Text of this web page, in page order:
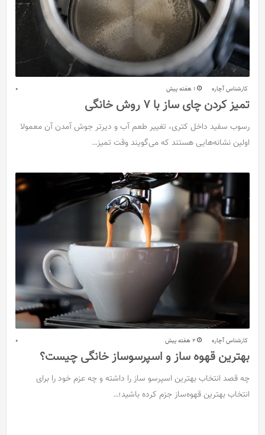
کارشناس آچاره 1 هفته پیش 0
تمیز کردن چای ساز با ۷ روش خانگی
رسوب سفید داخل کتری، تغییر طعم آب و دیرتر جوش آمدن آن معمولا
اولین نشانه‌هایی هستند که می‌گویند وقت تمیز…
کارشناس آچاره 2 هفته پیش 0
بهترین قهوه ساز و اسپرسوساز خانگی چیست؟
چه قصد انتخاب بهترین اسپرسو ساز را داشته و چه عزم خود را برای
انتخاب بهترین قهوه‌ساز جزم کرده باشید؛…